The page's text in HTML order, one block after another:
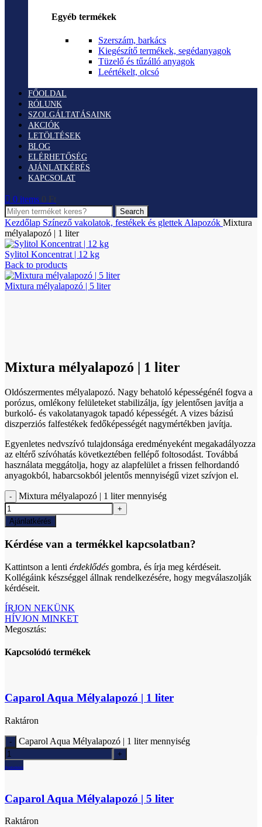
Egyéb termékek
Szerszám, barkács
Kiegészítő termékek, segédanyagok
Tüzelő és tűzálló anyagok
Leértékelt, olcsó
FŐOLDAL
RÓLUNK
SZOLGÁLTATÁSAINK
AKCIÓK
LETÖLTÉSEK
BLOG
ELÉRHETŐSÉG
AJÁNLATKÉRÉS
KAPCSOLAT
0 items 0 Ft
Search
Kezdőlap Színező vakolatok, festékek és glettek Alapozók Mixtura
mélyalapozó | 1 liter
Sylitol Koncentrat | 12 kg
Back to products
Mixtura mélyalapozó | 5 liter
Mixtura mélyalapozó | 1 liter
Oldószermentes mélyalapozó. Nagy behatoló képességénél fogva a
porózus, omlékony felületeket stabilizálja, így jelentősen javítja a
burkoló- és vakolatanyagok tapadó képességét. A vizes bázisú
diszperziós falfestékek fedőképességét nagymértékben javítja.
Egyenletes nedvszívó tulajdonsága eredményeként megakadályozza
az eltérő szívóhatás következtében fellépő foltosodást. Továbbá
használata meggátolja, hogy az alapfelület a frissen felhordandó
anyagokból, habarcsokból jelentős mennyiségű vizet szívjon el.
Mixtura mélyalapozó | 1 liter mennyiség
Ajánlatkérés
Kérdése van a termékkel kapcsolatban?
Kattintson a lenti érdeklődés gombra, és írja meg kérdéseit.
Kollégáink készséggel állnak rendelkezésére, hogy megválaszolják
kérdéseit.
ÍRJON NEKÜNK
HÍVJON MINKET
Megosztás:
Kapcsolódó termékek
Caparol Aqua Mélyalapozó | 1 liter
Raktáron
Caparol Aqua Mélyalapozó | 1 liter mennyiség
Ajánlatkérés
Caparol Aqua Mélyalapozó | 5 liter
Raktáron